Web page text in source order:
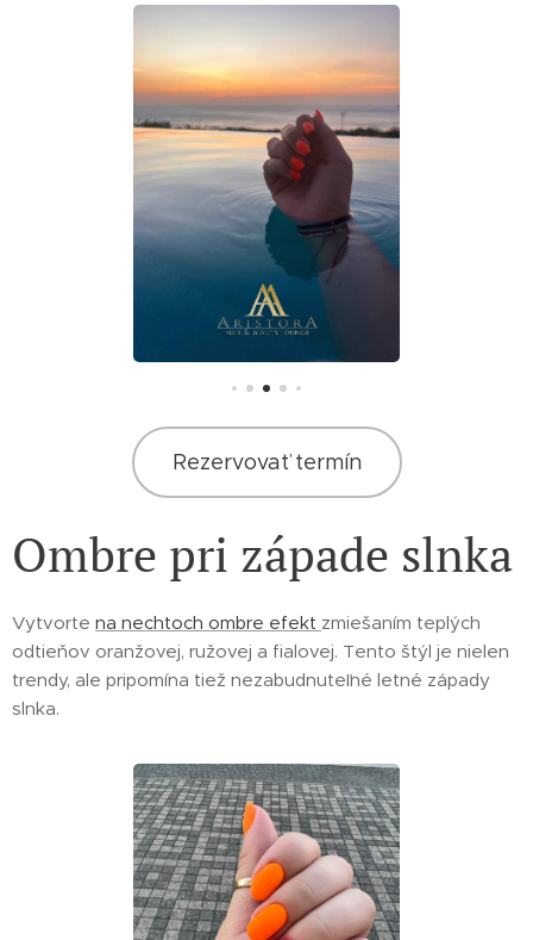
Rezervovať termín
Ombre pri západe slnka
Vytvorte na nechtoch ombre efekt zmiešaním teplých
odtieňov oranžovej, ružovej a fialovej. Tento štýl je nielen
trendy, ale pripomína tiež nezabudnuteľné letné západy
slnka.